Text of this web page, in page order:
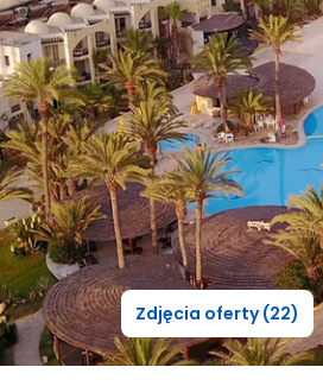
Zdjęcia oferty (22)